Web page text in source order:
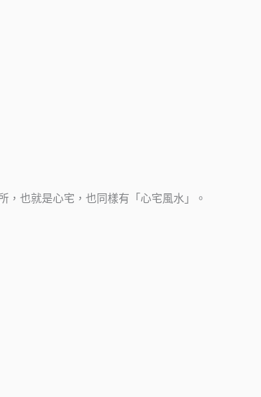
也就是心宅，也同樣有「心宅風水」。